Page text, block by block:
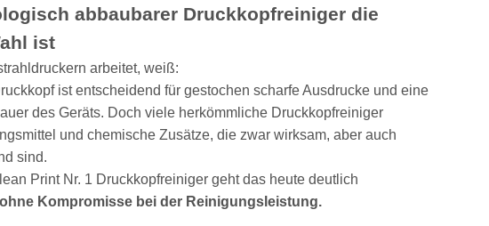
abbaubarer Druckkopfreiniger die
ist
arbeitet, weiß:
ist entscheidend für gestochen scharfe Ausdrucke und eine
des Geräts. Doch viele herkömmliche Druckkopfreiniger
und chemische Zusätze, die zwar wirksam, aber auch
sind.
Print Nr. 1 Druckkopfreiniger geht das heute deutlich
ohne Kompromisse bei der Reinigungsleistung.